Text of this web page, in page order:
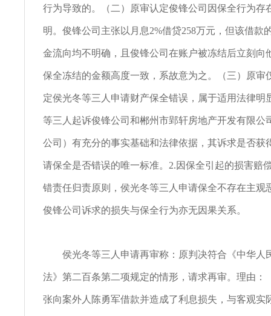
行为导致的。（二）原审认定俊锋公司因保全行为存
明。俊锋公司主张以月息2%借贷258万元，但该借款
金流向均不明确，且俊锋公司在账户被冻结后立刻向
保全冻结的金额高度一致，系故意为之。（三）原审
定侯光冬等三人申请财产保全错误，属于适用法律明
等三人起诉俊锋公司和郴州市郢轩房地产开发有限公
公司）有充分的事实基础和法律依据，其诉求是否获
请保全是否错误的唯一标准。2.因保全引起的损害赔
错责任归责原则，侯光冬等三人申请保全不存在主观
俊锋公司诉求的损失与保全行为亦无因果关系。
侯光冬等三人申请再审称：原判决符合《中华人
法》第二百条第二项规定的情形，请求再审。理由：
张向案外人陈勇军借款并造成了利息损失，与客观实